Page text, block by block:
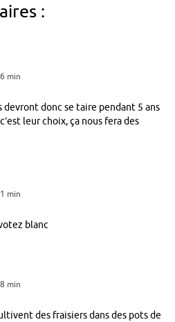
:
min
donc se taire pendant 5 ans
leur choix, ça nous fera des
min
blanc
min
des fraisiers dans des pots de